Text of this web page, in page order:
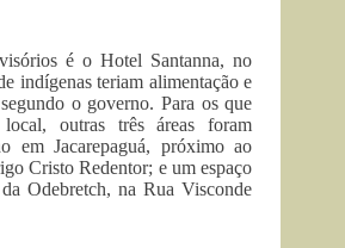
é o Hotel Santanna, no
indígenas teriam alimentação e
o governo. Para os que
outras três áreas foram
em Jacarepaguá, próximo ao
Cristo Redentor; e um espaço
Odebretch, na Rua Visconde